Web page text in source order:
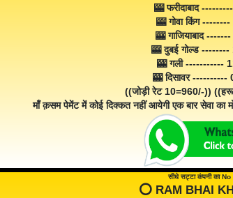
🎰 फरीदाबाद
🎰 गोवा किंग
🎰 गाजियाबाद
🎰 दुबई गोल्ड
🎰 गली -----------
🎰 दिसावर
((जोड़ी रेट 10=960/-))
माँ क़सम पेमेंट में कोई दिक्कत नहीं आयेगी एक बार सेवा का
सीधे सट्टा कंपनी का No
⭕️ RAM BHAI